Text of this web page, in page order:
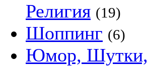
Религия (19)
Шоппинг (6)
Юмор, Шутки,